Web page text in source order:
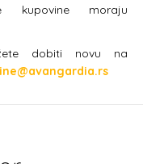
kupovine moraju
dobiti novu na